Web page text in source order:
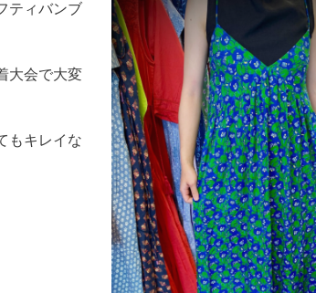
ティバンブ
大会で大変
もキレイな